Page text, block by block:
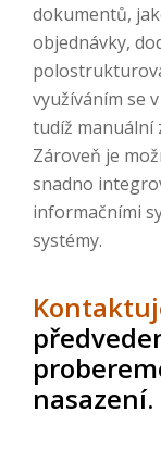
dokumentů,
objednávky,
využíváním se
tudíž manuální
Zároveň je
snadno
informačními
systémy.
nasazení.